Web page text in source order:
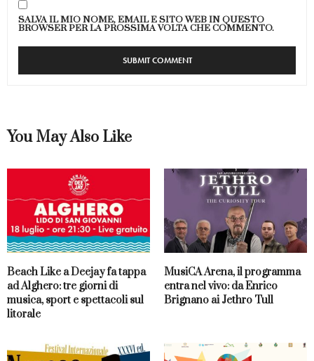
SALVA IL MIO NOME, EMAIL E SITO WEB IN QUESTO
BROWSER PER LA PROSSIMA VOLTA CHE COMMENTO.
You May Also Like
Beach Like a Deejay fa tappa
ad Alghero: tre giorni di
musica, sport e spettacoli sul
litorale
MusiCA Arena, il programma
entra nel vivo: da Enrico
Brignano ai Jethro Tull